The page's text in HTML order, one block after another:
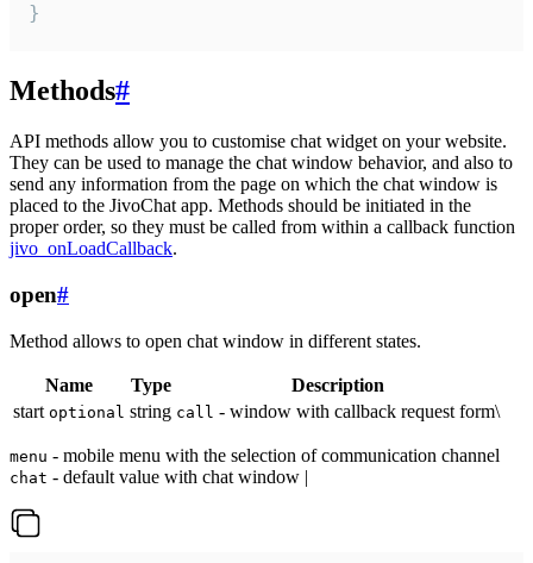
}
Methods#
API methods allow you to customise chat widget on your website.
They can be used to manage the chat window behavior, and also to
send any information from the page on which the chat window is
placed to the JivoChat app. Methods should be initiated in the
proper order, so they must be called from within a callback function
jivo_onLoadCallback.
open#
Method allows to open chat window in different states.
Name Type
Description
start optional string call - window with callback request form\
menu - mobile menu with the selection of communication channel
chat - default value with chat window |